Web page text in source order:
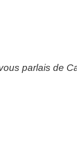
parlais de